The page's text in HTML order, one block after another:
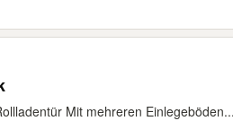
Mit mehreren Einlegeböden...